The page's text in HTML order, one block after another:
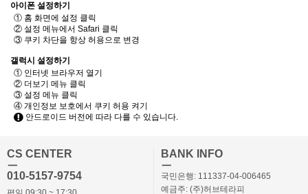
아이폰 설정하기
① 홈 화면에 설정 클릭
② 설정 메뉴에서 Safari 클릭
③ 쿠키 차단을 항상 허용으로 변경
갤럭시 설정하기
① 인터넷 브라우저 열기
② 더보기 메뉴 클릭
③ 설정 메뉴 클릭
④ 개인정보 보호에서 쿠키 허용 켜기
안드로이드 버전에 따라 다를 수 있습니다.
CS CENTER
ㅡ
010-5157-9754
BANK INFO
ㅡ
국민은행: 111337-04-006465
예금주: (주)허브테라피